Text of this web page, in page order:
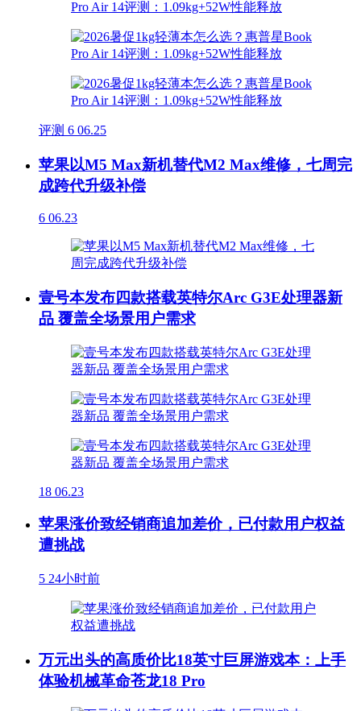
评测 6 06.25
苹果以M5 Max新机替代M2 Max维修，七周完
成跨代升级补偿
6 06.23
壹号本发布四款搭载英特尔Arc G3E处理器新
品 覆盖全场景用户需求
18 06.23
苹果涨价致经销商追加差价，已付款用户权益
遭挑战
5 24小时前
万元出头的高质价比18英寸巨屏游戏本：上手
体验机械革命苍龙18 Pro